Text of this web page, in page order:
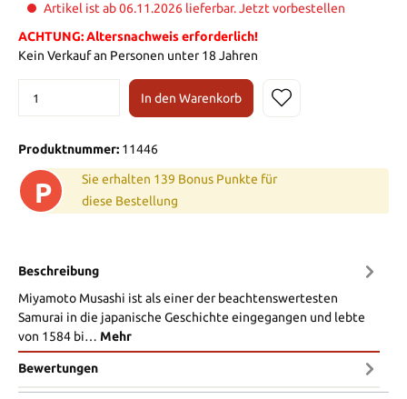
Artikel ist ab 06.11.2026 lieferbar. Jetzt vorbestellen
ACHTUNG: Altersnachweis erforderlich!
Kein Verkauf an Personen unter 18 Jahren
In den Warenkorb
Produktnummer: 11446
P
Sie erhalten 139 Bonus Punkte für
diese Bestellung
Beschreibung
Miyamoto Musashi ist als einer der beachtenswertesten
Samurai in die japanische Geschichte eingegangen und lebte
von 1584 bi… Mehr
Bewertungen